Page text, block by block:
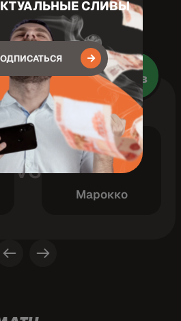
МАТЧИ
Зав
VS
Марокко
СЛИВЫ